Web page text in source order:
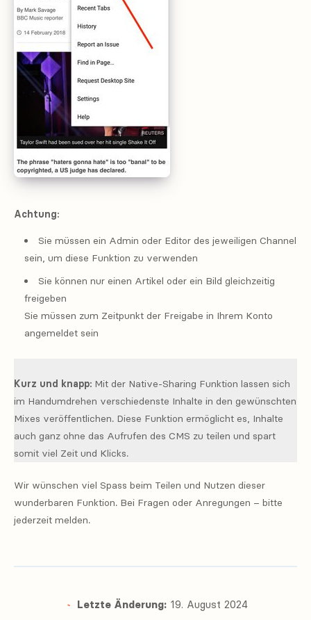
Achtung:
Sie müssen ein Admin oder Editor des jeweiligen Channel
sein, um diese Funktion zu verwenden
Sie können nur einen Artikel oder ein Bild gleichzeitig
freigeben
Sie müssen zum Zeitpunkt der Freigabe in Ihrem Konto
angemeldet sein
Kurz und knapp: Mit der Native-Sharing Funktion lassen sich
im Handumdrehen verschiedenste Inhalte in den gewünschten
Mixes veröffentlichen. Diese Funktion ermöglicht es, Inhalte
auch ganz ohne das Aufrufen des CMS zu teilen und spart
somit viel Zeit und Klicks.
Wir wünschen viel Spass beim Teilen und Nutzen dieser
wunderbaren Funktion. Bei Fragen oder Anregungen – bitte
jederzeit melden.
Letzte Änderung:19. August 2024